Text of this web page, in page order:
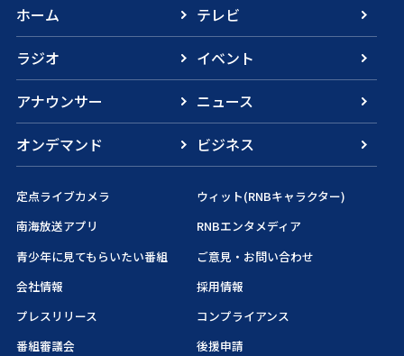
ホーム
テレビ
ラジオ
イベント
アナウンサー
ニュース
オンデマンド
ビジネス
定点ライブカメラ
ウィット(RNBキャラクター)
南海放送アプリ
RNBエンタメディア
青少年に見てもらいたい番組
ご意見・お問い合わせ
会社情報
採用情報
プレスリリース
コンプライアンス
番組審議会
後援申請